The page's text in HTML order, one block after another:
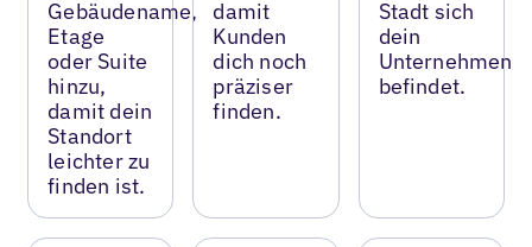
Gebäudename,
Etage
oder Suite
hinzu,
damit dein
Standort
leichter zu
finden ist.
damit
Kunden
dich noch
präziser
finden.
Stadt sich
dein
Unternehmen
befindet.